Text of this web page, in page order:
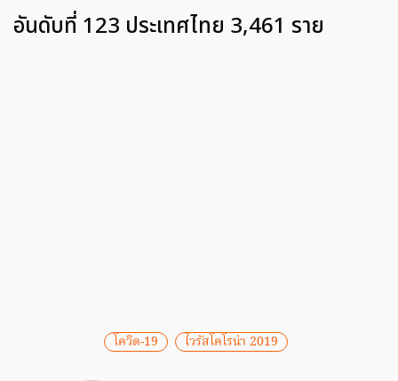
อันดับที่ 123 ประเทศไทย 3,461 ราย
โควิด-19 ไวรัสโคโรน่า 2019